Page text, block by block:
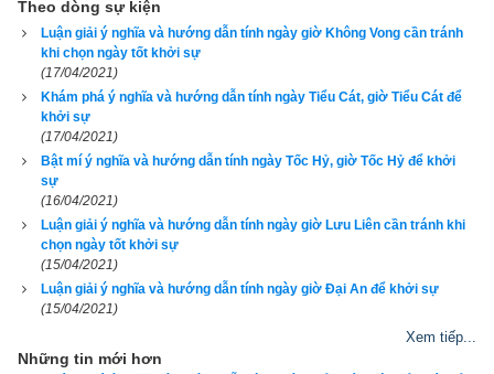
5
Tháng 5, tháng 11
6
Tháng 6, tháng 12 Xích Khẩu
Sau khi biết được ngày mùng 1 thì ta tính được ngày tiếp theo
dựa trên trật tự 6 ngày theo như sau:
1 – Đại An
2 – Lưu Liên (có sách gọi là Hữu Dẫn) có website viết nhầm
thành Lưu Niên
3 – Tốc Hỷ (có sách gọi là Túc Hỷ hay Tiên Thắng)
Theo dòng sự kiện
Luận giải ý nghĩa và hướng dẫn tính ngày giờ Không Vong cần tránh
khi chọn ngày tốt khởi sự
(17/04/2021)
Khám phá ý nghĩa và hướng dẫn tính ngày Tiểu Cát, giờ Tiểu Cát để
khởi sự
(17/04/2021)
Bật mí ý nghĩa và hướng dẫn tính ngày Tốc Hỷ, giờ Tốc Hỷ để khởi
sự
(16/04/2021)
Luận giải ý nghĩa và hướng dẫn tính ngày giờ Lưu Liên cần tránh khi
chọn ngày tốt khởi sự
(15/04/2021)
Luận giải ý nghĩa và hướng dẫn tính ngày giờ Đại An để khởi sự
(15/04/2021)
Xem tiếp...
Những tin mới hơn